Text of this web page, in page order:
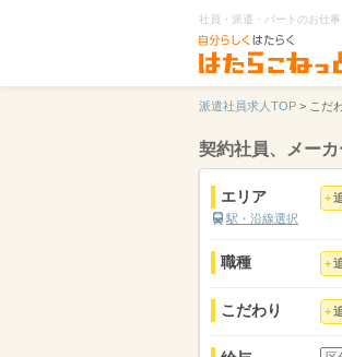
社員・派遣・パートのお仕
派遣社員求人TOP > こだ
契約社員、メー
エリア
駅・沿線選択
職種
こだわり